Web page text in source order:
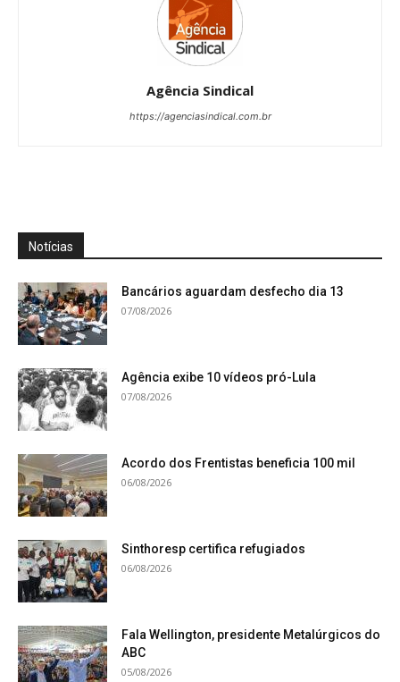
Agência Sindical
https://agenciasindical.com.br
Notícias
Bancários aguardam desfecho dia 13
07/08/2026
Agência exibe 10 vídeos pró-Lula
07/08/2026
Acordo dos Frentistas beneficia 100 mil
06/08/2026
Sinthoresp certifica refugiados
06/08/2026
Fala Wellington, presidente Metalúrgicos do
ABC
05/08/2026